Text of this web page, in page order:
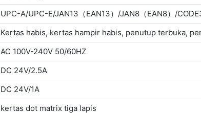
UPC-A/UPC-E/JAN13（EAN13）/JAN8（EAN8）/
Kertas habis, kertas hampir habis, penutup terbuka,
AC 100V-240V 50/60HZ
DC 24V/2.5A
DC 24V/1A
kertas dot matrix tiga lapis